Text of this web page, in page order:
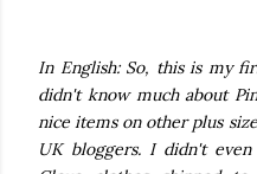
In English: So, this is my
didn't know much about
nice items on other plus
UK bloggers. I didn't